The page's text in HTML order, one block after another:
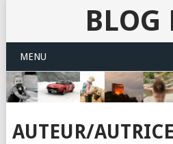
BLOG
MENU
AUTEUR/